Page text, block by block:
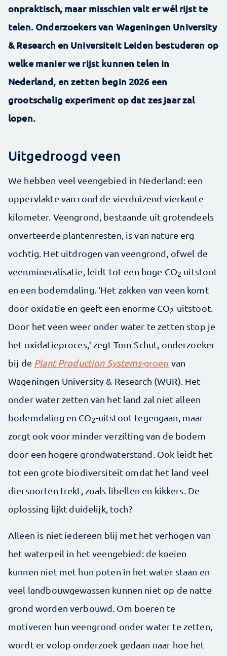
onpraktisch, maar misschien valt er wél rijst te
telen. Onderzoekers van Wageningen University
& Research en Universiteit Leiden bestuderen op
welke manier we rijst kunnen telen in
Nederland, en zetten begin 2026 een
grootschalig experiment op dat zes jaar zal
lopen.
Uitgedroogd veen
We hebben veel veengebied in Nederland: een
oppervlakte van rond de vierduizend vierkante
kilometer. Veengrond, bestaande uit grotendeels
onverteerde plantenresten, is van nature erg
vochtig. Het uitdrogen van veengrond, ofwel de
veenmineralisatie, leidt tot een hoge CO2 uitstoot
en een bodemdaling. ‘Het zakken van veen komt
door oxidatie en geeft een enorme CO2-uitstoot.
Door het veen weer onder water te zetten stop je
het oxidatieproces,’ zegt Tom Schut, onderzoeker
bij de Plant Production Systems-groep van
Wageningen University & Research (WUR). Het
onder water zetten van het land zal niet alleen
bodemdaling en CO2-uitstoot tegengaan, maar
zorgt ook voor minder verzilting van de bodem
door een hogere grondwaterstand. Ook leidt het
tot een grote biodiversiteit omdat het land veel
diersoorten trekt, zoals libellen en kikkers. De
oplossing lijkt duidelijk, toch?
Alleen is niet iedereen blij met het verhogen van
het waterpeil in het veengebied: de koeien
kunnen niet met hun poten in het water staan en
veel landbouwgewassen kunnen niet op de natte
grond worden verbouwd. Om boeren te
motiveren hun veengrond onder water te zetten,
wordt er volop onderzoek gedaan naar hoe het